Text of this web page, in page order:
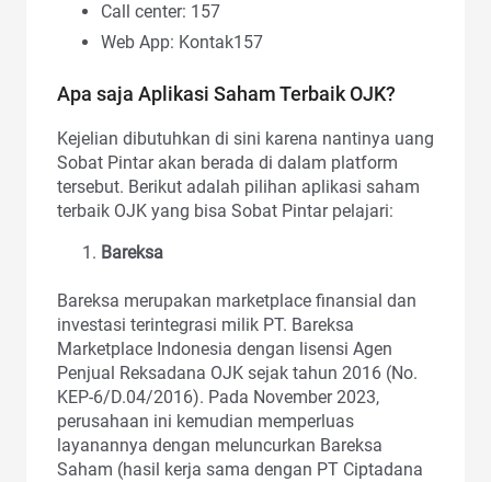
Call center: 157
Web App: Kontak157
Apa saja Aplikasi Saham Terbaik OJK?
Kejelian dibutuhkan di sini karena nantinya uang
Sobat Pintar akan berada di dalam platform
tersebut. Berikut adalah pilihan aplikasi saham
terbaik OJK yang bisa Sobat Pintar pelajari:
Bareksa
Bareksa merupakan marketplace finansial dan
investasi terintegrasi milik PT. Bareksa
Marketplace Indonesia dengan lisensi Agen
Penjual Reksadana OJK sejak tahun 2016 (No.
KEP-6/D.04/2016). Pada November 2023,
perusahaan ini kemudian memperluas
layanannya dengan meluncurkan Bareksa
Saham (hasil kerja sama dengan PT Ciptadana